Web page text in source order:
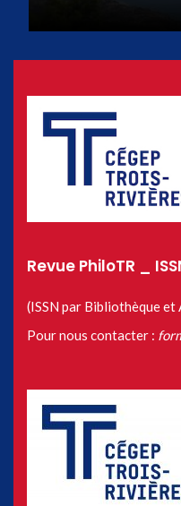
Revue PhiloTR _
(ISSN par Bibliothèque et
Pour nous contacter :